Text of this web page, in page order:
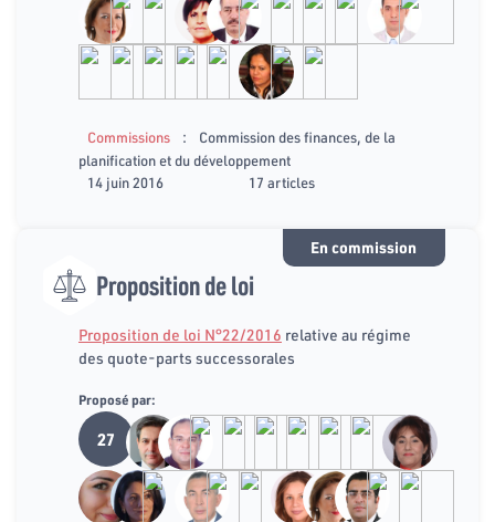
Commissions :
Commission des finances, de la
planification et du développement
14 juin 2016
17 articles
En commission
Proposition de loi
Proposition de loi N°22/2016 relative au régime
des quote-parts successorales
Proposé par:
27